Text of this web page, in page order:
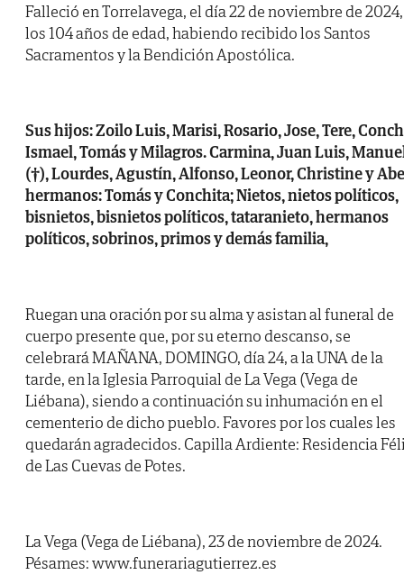
Falleció en Torrelavega, el día 22 de noviembre de
los 104 años de edad, habiendo recibido los Santos
Sacramentos y la Bendición Apostólica.
Sus hijos: Zoilo Luis, Marisi, Rosario, Jose, Tere,
Ismael, Tomás y Milagros. Carmina, Juan Luis,
(†), Lourdes, Agustín, Alfonso, Leonor, Christine y
hermanos: Tomás y Conchita; Nietos, nietos políticos,
bisnietos, bisnietos políticos, tataranieto, hermanos
políticos, sobrinos, primos y demás familia,
Ruegan una oración por su alma y asistan al funeral de
cuerpo presente que, por su eterno descanso, se
celebrará MAÑANA, DOMINGO, día 24, a la UNA de la
tarde, en la Iglesia Parroquial de La Vega (Vega de
Liébana), siendo a continuación su inhumación en el
cementerio de dicho pueblo. Favores por los cuales les
quedarán agradecidos. Capilla Ardiente: Residencia
de Las Cuevas de Potes.
La Vega (Vega de Liébana), 23 de noviembre de 2024.
Pésames: www.funerariagutierrez.es